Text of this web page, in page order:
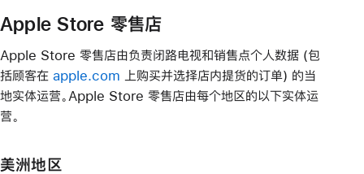
Apple Store 零售店
Apple Store 零售店由负责闭路电视和销售点个人数据 (包
括顾客在 apple.com 上购买并选择店内提货的订单) 的当
地实体运营。Apple Store 零售店由每个地区的以下实体运
营。
美洲地区